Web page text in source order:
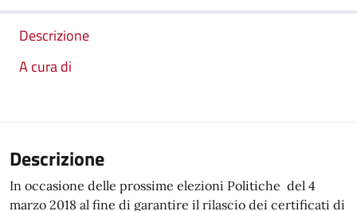
Descrizione
A cura di
Descrizione
In occasione delle prossime elezioni Politiche del 4
marzo 2018 al fine di garantire il rilascio dei certificati di